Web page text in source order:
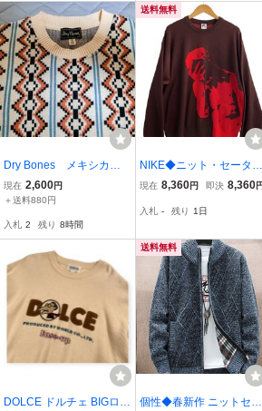
Dry Bones メキシカン
柄サマーセーター ニッ
ト 日本製 42LL ライト
リーズ即完売モデル オ
現在 2,600円
＋送料880円
入札 2 残り 8時間
送料無料
NIKE◆ニット・セーター
(厚手)/XL/ポリエステル/B
現在 8,360円 即決 8,360円
入札 - 残り 1日
DOLCE ドルチェ BIGロゴ
送料無料
個性◆春新作 ニットセー